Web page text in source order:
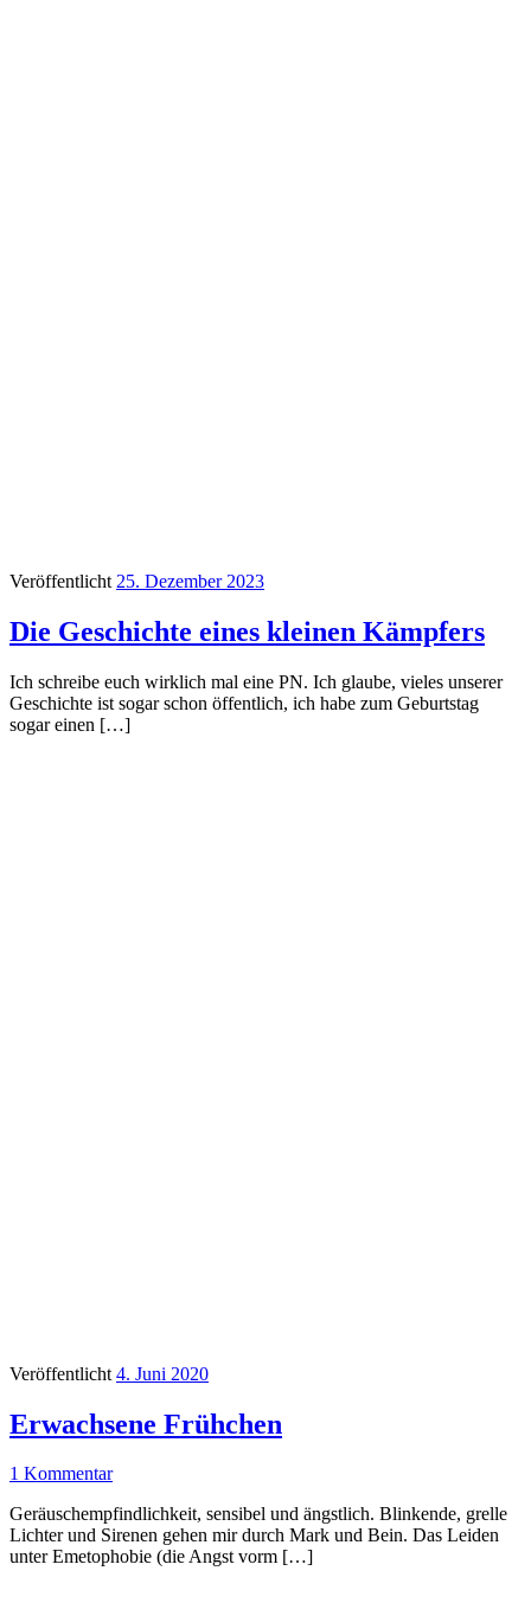
Veröffentlicht 25. Dezember 2023
Die Geschichte eines kleinen Kämpfers
Ich schreibe euch wirklich mal eine PN. Ich glaube, vieles unserer
Geschichte ist sogar schon öffentlich, ich habe zum Geburtstag
sogar einen […]
Veröffentlicht 4. Juni 2020
Erwachsene Frühchen
1 Kommentar
Geräuschempfindlichkeit, sensibel und ängstlich. Blinkende, grelle
Lichter und Sirenen gehen mir durch Mark und Bein. Das Leiden
unter Emetophobie (die Angst vorm […]